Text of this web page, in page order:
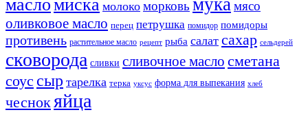
масломиска молоко морковь мясо
оливковое масло перец петрушка помидор помидоры
противень растительное масло рецепт рыба салат сахар сельдерей
сковорода сливки сливочное масло сметана
соус сыр тарелка терка уксус форма для выпекания хлеб
чеснок яйца